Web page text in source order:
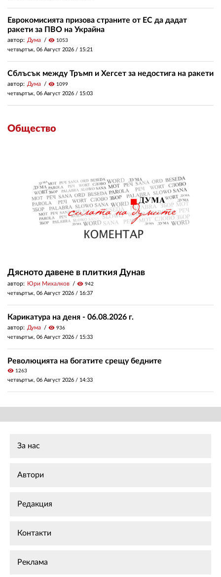
Еврокомисията призова страните от ЕС да дадат
ракети за ПВО на Украйна
автор: Дума visibility 1053
четвъртък, 06 Август 2026 / 15:21
Сблъсък между Тръмп и Хегсет за недостига на ракети
автор: Дума visibility 1099
четвъртък, 06 Август 2026 / 15:03
Общество
Дясното давене в плиткия Дунав
автор: Юри Михалков visibility 942
четвъртък, 06 Август 2026 / 16:37
Карикатура на деня - 06.08.2026 г.
автор: Дума visibility 936
четвъртък, 06 Август 2026 / 15:33
Революцията на богатите срещу бедните
visibility 1263
четвъртък, 06 Август 2026 / 14:33
За нас
Автори
Редакция
Контакти
Реклама